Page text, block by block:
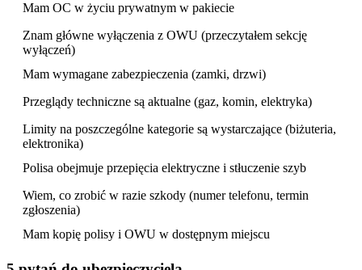
Mam OC w życiu prywatnym w pakiecie
Znam główne wyłączenia z OWU (przeczytałem sekcję
wyłączeń)
Mam wymagane zabezpieczenia (zamki, drzwi)
Przeglądy techniczne są aktualne (gaz, komin, elektryka)
Limity na poszczególne kategorie są wystarczające (biżuteria,
elektronika)
Polisa obejmuje przepięcia elektryczne i stłuczenie szyb
Wiem, co zrobić w razie szkody (numer telefonu, termin
zgłoszenia)
Mam kopię polisy i OWU w dostępnym miejscu